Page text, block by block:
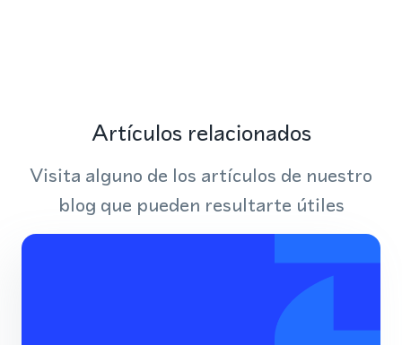
Artículos relacionados
Visita alguno de los artículos de nuestro
blog que pueden resultarte útiles